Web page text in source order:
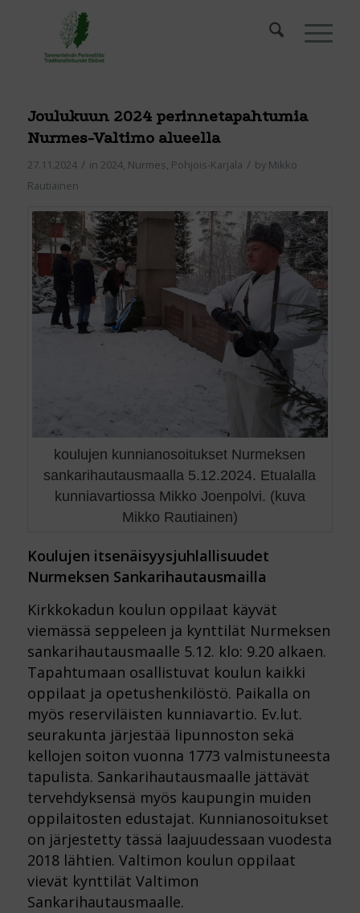
Joulukuun 2024 perinnetapahtumia
Nurmes-Valtimo alueella
27.11.2024 / in 2024, Nurmes, Pohjois-Karjala / by Mikko
Rautiainen
koulujen kunnianosoitukset Nurmeksen
sankarihautausmaalla 5.12.2024. Etualalla
kunniavartiossa Mikko Joenpolvi. (kuva
Mikko Rautiainen)
Koulujen itsenäisyysjuhlallisuudet
Nurmeksen Sankarihautausmailla
Kirkkokadun koulun oppilaat käyvät
viemässä seppeleen ja kynttilät Nurmeksen
sankarihautausmaalle 5.12. klo: 9.20 alkaen.
Tapahtumaan osallistuvat koulun kaikki
oppilaat ja opetushenkilöstö. Paikalla on
myös reserviläisten kunniavartio. Ev.lut.
seurakunta järjestää lipunnoston sekä
kellojen soiton vuonna 1773 valmistuneesta
tapulista. Sankarihautausmaalle jättävät
tervehdyksensä myös kaupungin muiden
oppilaitosten edustajat. Kunnianosoitukset
on järjestetty tässä laajuudessaan vuodesta
2018 lähtien. Valtimon koulun oppilaat
vievät kynttilät Valtimon
Sankarihautausmaalle.